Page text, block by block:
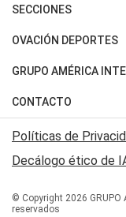
Últimas Noticias
Política
Judiciales
Economia
SECCIONES
Horóscopo
Motores
Trucos caseros
Series y Películas
Edictos y Solicitadas
OVACIÓN DEPORTES
Fútbol
Mundial
Automovilismo
Rugby
Básquet
GRUPO AMÉRICA
Canal 7 en Vivo
San Juan 8
CONTACTO
Acerca de Nosotros
Contactanos
Políticas de
Decálogo ético de
© Copyright 2026
reservados